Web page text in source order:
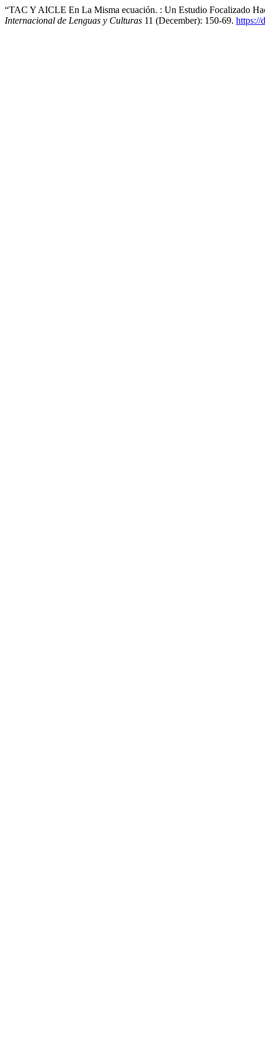
“TAC Y AICLE En La Misma ecuación. : Un Estudio Focalizado
Internacional de Lenguas y Culturas 11 (December): 150-69. https://